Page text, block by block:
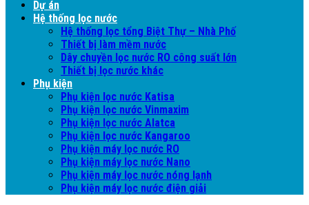
Dự án
Hệ thống lọc nước
Hệ thống lọc tổng Biệt Thự – Nhà Phố
Thiết bị làm mềm nước
Dây chuyền lọc nước RO công suất lớn
Thiết bị lọc nước khác
Phụ kiện
Phụ kiện lọc nước Katisa
Phụ kiện lọc nước Vinmaxim
Phụ kiện lọc nước Alatca
Phụ kiện lọc nước Kangaroo
Phụ kiện máy lọc nước RO
Phụ kiện máy lọc nước Nano
Phụ kiện máy lọc nước nóng lạnh
Phụ kiện máy lọc nước điện giải